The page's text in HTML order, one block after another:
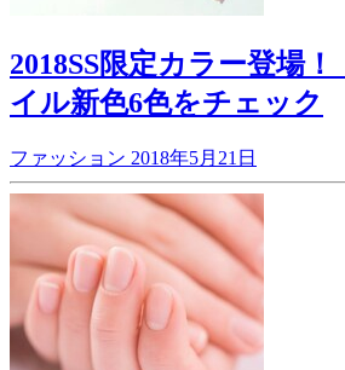
2018SS限定カラー登場
イル新色6色をチェック
ファッション 2018年5月21日